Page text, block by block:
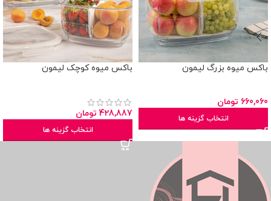
باکس میوه بزرگ لیمون
660,060 تومان
انتخاب گزینه ها
باکس میوه کوچک لیمون
428,887 تومان
انتخاب گزینه ها